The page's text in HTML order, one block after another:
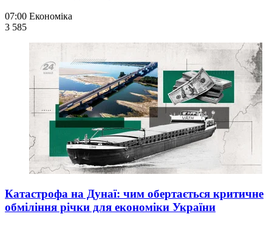
07:00 Економіка
3 585
Катастрофа на Дунаї: чим обертається критичне
обміління річки для економіки України